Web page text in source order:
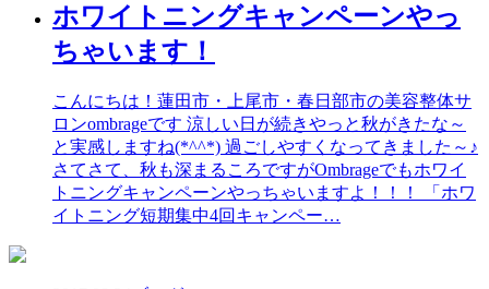
ホワイトニングキャンペーンやっ
ちゃいます！
こんにちは！蓮田市・上尾市・春日部市の美容整体サ
ロンombrageです 涼しい日が続きやっと秋がきたな～
と実感しますね(*^^*) 過ごしやすくなってきました～♪
さてさて、秋も深まるころですがOmbrageでもホワイ
トニングキャンペーンやっちゃいますよ！！！ 「ホワ
イトニング短期集中4回キャンペー…